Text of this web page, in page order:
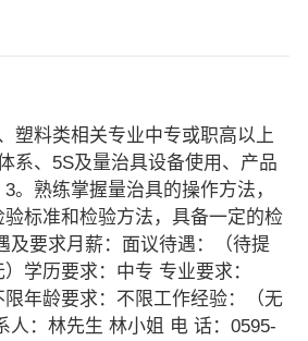
塑料类相关专业中专或职高以上
系、5S及量治具设备使用、产品
。熟练掌握量治具的操作方法，
标准和检验方法，具备一定的检
及要求月薪：面议待遇：（待提
学历要求：中专 专业要求：
限年龄要求：不限工作经验：（无
人：林先生 林小姐 电 话：0595-